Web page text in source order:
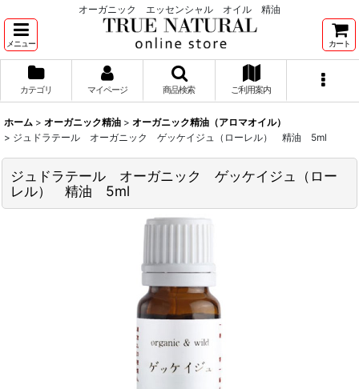
オーガニック エッセンシャル オイル 精油
メニュー カート
カテゴリ マイページ 商品検索 ご利用案内
ホーム > オーガニック精油 > オーガニック精油（アロマオイル）
> ジュドラテール オーガニック ゲッケイジュ（ローレル） 精油 5ml
ジュドラテール オーガニック ゲッケイジュ（ロー
レル） 精油 5ml